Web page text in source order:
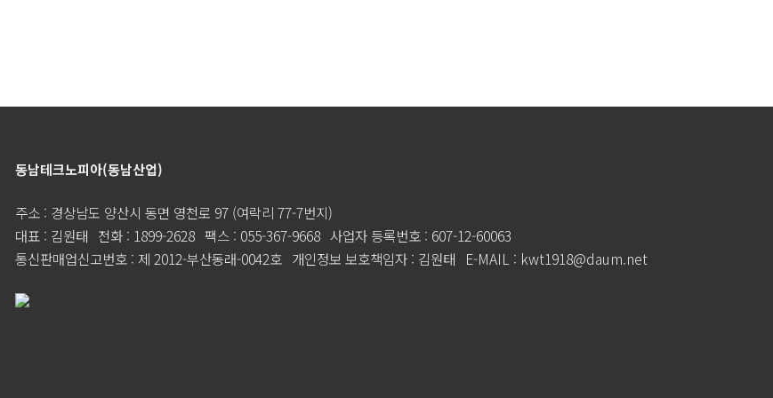
동남테크노피아(동남산업)
주소 : 경상남도 양산시 동면 영천로 97 (여락리 77-7번지)
대표 : 김원태 전화 : 1899-2628 팩스 : 055-367-9668 사업자 등록번호 : 607-12-60063
통신판매업신고번호 : 제 2012-부산동래-0042호 개인정보 보호책임자 : 김원태 E-MAIL : kwt1918@daum.net